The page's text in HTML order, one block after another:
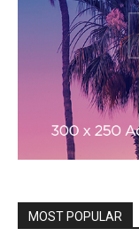
MOST POPULAR